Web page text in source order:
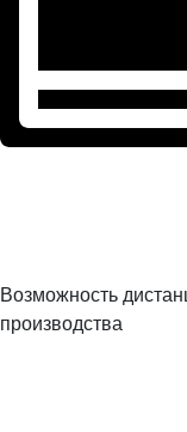
Возможность
производства